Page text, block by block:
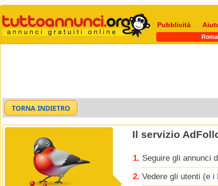
Pubblicità
Roma
Il servizio
Seguire gli annunci
Vedere gli utenti (e i